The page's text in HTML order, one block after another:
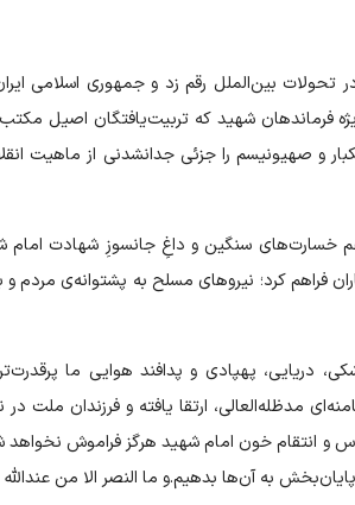
تحولات بین‌الملل رقم زد و جمهوری اسلامی
فرماندهان شهید که تربیت‌یافتگان اصیل
و صهیونیسم را جزئی جدانشدنی از ماهیت
تا «جنگ رمضان»، علیرغم خسارت‌های سنگین و داغِ جانسوزِ
فراهم کرد؛ نیرو‌های مسلح به پشتوانه‌ی مردم و
دریایی، پهپادی و پدافند هوایی ما
مدظله‌العالی، ارتقا یافته و فرزندان ملت
انتقام خون امام شهید هرگز فراموش نخواهد
به آن‌ها بدهیم.و ما النصر الا من عندالله